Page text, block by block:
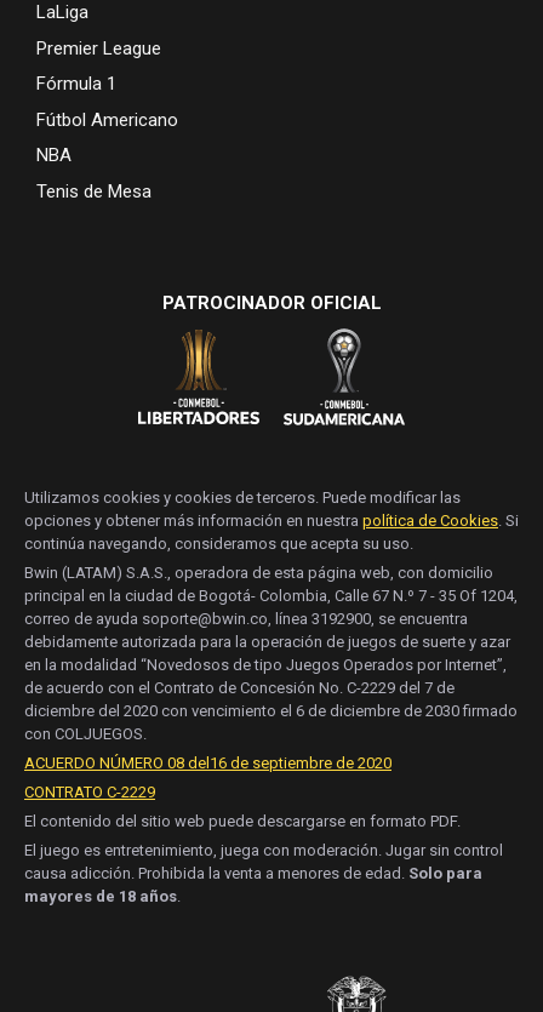
LaLiga
Premier League
Fórmula 1
Fútbol Americano
NBA
Tenis de Mesa
PATROCINADOR OFICIAL
Utilizamos cookies y cookies de terceros. Puede modificar las
opciones y obtener más información en nuestra política de Cookies . Si
continúa navegando, consideramos que acepta su uso.
Bwin (LATAM) S.A.S., operadora de esta página web, con domicilio
principal en la ciudad de Bogotá- Colombia, Calle 67 N.º 7 - 35 Of 1204,
correo de ayuda soporte@bwin.co, línea 3192900, se encuentra
debidamente autorizada para la operación de juegos de suerte y azar
en la modalidad “Novedosos de tipo Juegos Operados por Internet”,
de acuerdo con el Contrato de Concesión No. C-2229 del 7 de
diciembre del 2020 con vencimiento el 6 de diciembre de 2030 firmado
con COLJUEGOS.
ACUERDO NÚMERO 08 del16 de septiembre de 2020
CONTRATO C-2229
El contenido del sitio web puede descargarse en formato PDF.
El juego es entretenimiento, juega con moderación. Jugar sin control
causa adicción. Prohibida la venta a menores de edad. Solo para
mayores de 18 años